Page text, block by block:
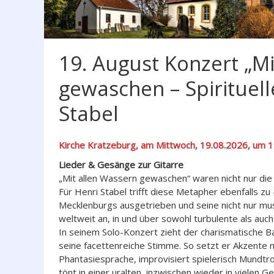
19. August Konzert
gewaschen –
Stabel
Kirche Kratzeburg, am Mittwoch, 19.08.2026, um
Lieder & Gesänge zur Gitarre
„Mit allen Wassern gewaschen“ waren nicht nur
Für Henri Stabel trifft diese Metapher ebenfalls zu
Mecklenburgs ausgetrieben und seine nicht nur
weltweit an, in und über sowohl turbulente als
In seinem Solo-Konzert zieht der charismatische
seine facettenreiche Stimme. So setzt er Akzente
Phantasiesprache, improvisiert spielerisch